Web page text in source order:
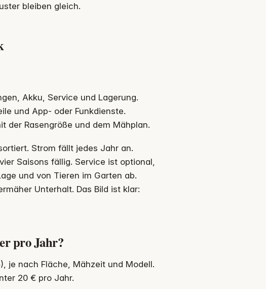
bleiben gleich.
Akku, Service und Lagerung.
und App- oder Funkdienste.
der Rasengröße und dem Mähplan.
Strom fällt jedes Jahr an.
Saisons fällig. Service ist optional,
und von Tieren im Garten ab.
Unterhalt. Das Bild ist klar:
pro Jahr?
je nach Fläche, Mähzeit und Modell.
20 € pro Jahr.